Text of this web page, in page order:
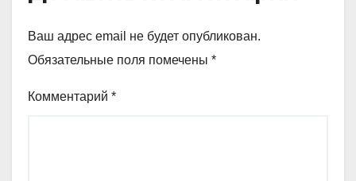
Ваш адрес email не будет опубликован.
Обязательные поля помечены *
Комментарий *